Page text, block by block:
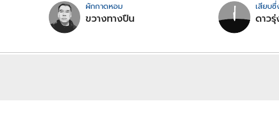
ผักกาดหอม
ขวางทางปืน
เสียบ
ดาว